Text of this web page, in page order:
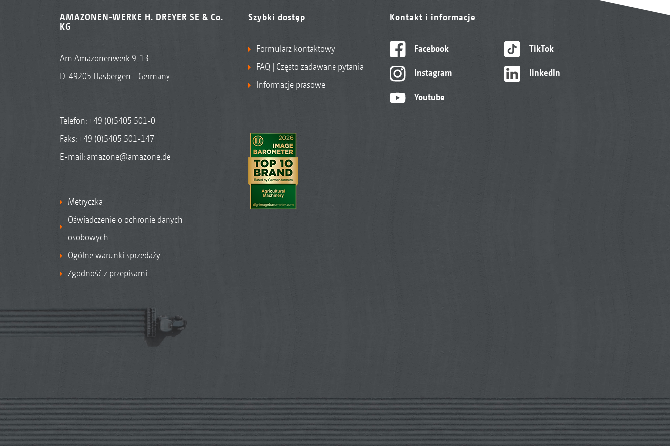
AMAZONEN-WERKE H. DREYER SE & Co.
KG
Am Amazonenwerk 9-13
D-49205 Hasbergen - Germany
Telefon:+49 (0)5405 501-0
Faks: +49 (0)5405 501-147
E-mail: amazone@amazone.de
Metryczka
Oświadczenie o ochronie danych
osobowych
Ogólne warunki sprzedaży
Zgodność z przepisami
Szybki dostęp
Formularz kontaktowy
FAQ | Często zadawane pytania
Informacje prasowe
Kontakt i informacje
Facebook
Instagram
Youtube
TikTok
linkedIn